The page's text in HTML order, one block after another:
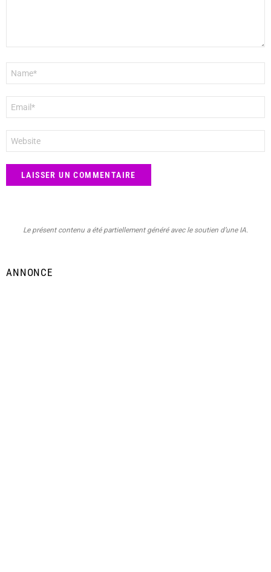
mail
*
web
Le présent contenu a été partiellement généré avec le soutien d’une IA.
ANNONCE